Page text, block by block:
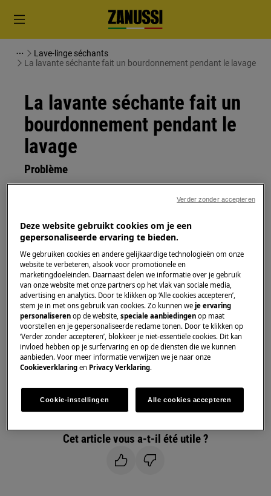
Lave-linge séchants
La lavante séchante fait un bourdonnement pendant le lavage
La lavante séchante fait un
bourdonnement pendant le
lavage
Problème
S'applique à
Combinaison lavage / séchage
Solution
Il est normal que l'appareil fasse du bruit
lorsque le moteur tourne.
Veuillez contacter notre service après-
vente pour un rendez-vous.
Si les suggestions ci-dessus n'ont pas résolu le
problème, nous vous recommandons de
demander la visite d'un technicien.
Cet article vous a-t-il été utile ?
Deze website gebruikt cookies om je een
gepersonaliseerde ervaring te bieden.
We gebruiken cookies en andere gelijkaardige technologieën om onze
website te verbeteren, alsook voor promotionele en
marketingdoeleinden. Daarnaast delen we informatie over je gebruik
van onze website met onze partners op het vlak van sociale media,
advertising en analytics. Door te klikken op ‘Alle cookies accepteren’,
stem je in met ons gebruik van cookies. Zo kunnen weje ervaring
personaliseren op de website,speciale aanbiedingen op maat
voorstellen en je gepersonaliseerde reclame tonen. Door te klikken op
‘Verder zonder accepteren’, blokkeer je niet-essentiële cookies. Dit kan
invloed hebben op je surfervaring en op de diensten die we kunnen
aanbieden. Voor meer informatie verwijzen we je naar onze
Cookieverklaring en Privacy Verklaring.
Cookie-instellingen Alle cookies accepteren
Verder zonder accepteren